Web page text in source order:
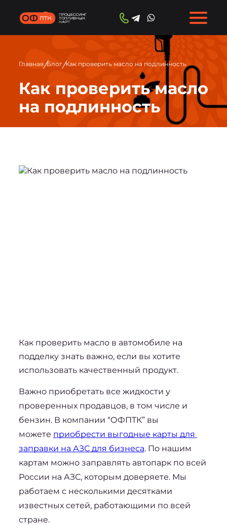
Главная/Блог/Как проверить масло на подлинность
Как проверить масло
на подлинность
Как проверить масло в автомобиле на
подделку знать важно, если вы хотите
использовать качественный продукт.
Важно приобретать все жидкости у
проверенных продавцов, в том числе и
бензин. В компании “ОФПТК” вы
можете приобрести выгодные карты для
заправки на АЗС для бизнеса. По нашим
картам можно заправлять автопарк по всей
России на АЗС, которым доверяете. Мы
работаем с несколькими десятками
известных сетей, работающими по всей
стране.